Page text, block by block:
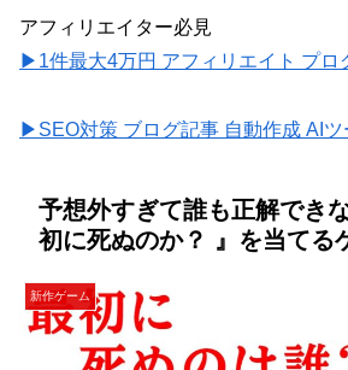
アフィリエイター必見
▶1件最大4万円 アフィリエイト プロ
▶SEO対策 ブログ記事 自動作成 AIツ
予想外すぎて誰も正解でき
初に死ぬのか？ 』を当てる
新作ゲーム